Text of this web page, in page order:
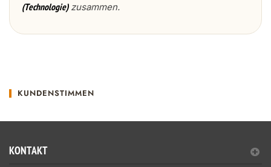
(Technologie)zusammen.
KUNDENSTIMMEN
KONTAKT